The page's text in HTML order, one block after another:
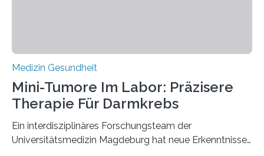
Medizin Gesundheit
Mini-Tumore Im Labor: Präzisere
Therapie Für Darmkrebs
Ein interdisziplinäres Forschungsteam der
Universitätsmedizin Magdeburg hat neue Erkenntnisse